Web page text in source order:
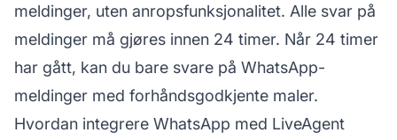
meldinger, uten anropsfunksjonalitet. Alle svar på
meldinger må gjøres innen 24 timer. Når 24 timer
har gått, kan du bare svare på WhatsApp-
meldinger med forhåndsgodkjente maler.
Hvordan integrere WhatsApp med LiveAgent